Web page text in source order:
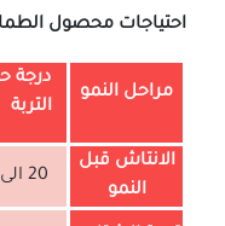
احتياجات محصول
مراحل النمو
درجة
الانتاش قبل
النمو
20 الى 30